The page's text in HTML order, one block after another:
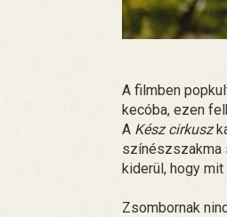
A filmben
kecóba, ezen
A Kész cirkusz
színészszakma
kiderül, hogy
Zsombornak